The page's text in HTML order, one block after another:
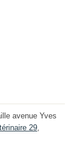
avenue Yves
29,